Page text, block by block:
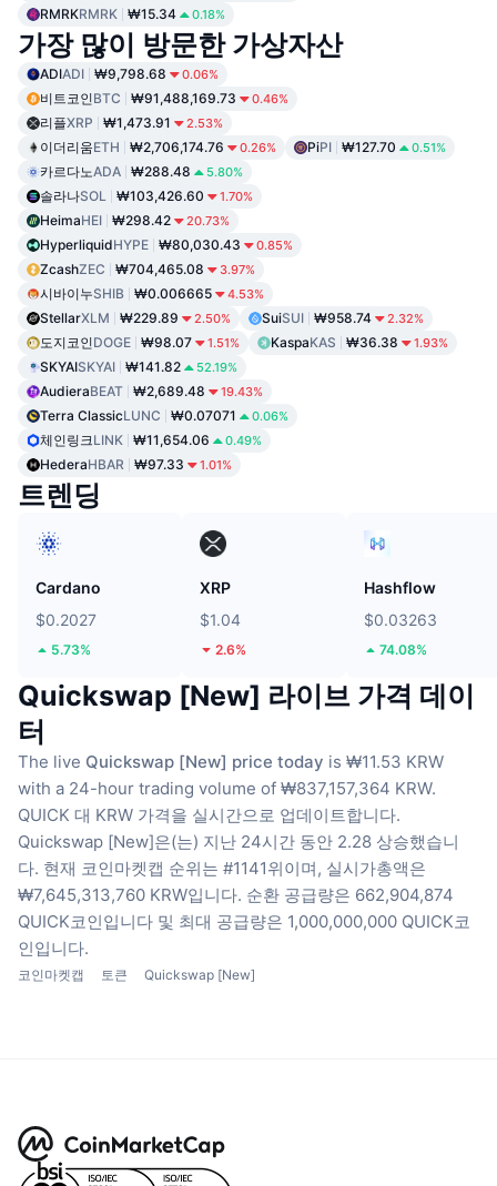
RMRKRMRK ₩15.34 0.18%
가장 많이 방문한 가상자산
ADIADI ₩9,798.68 0.06%
비트코인BTC ₩91,488,169.73 0.46%
리플XRP ₩1,473.91 2.53%
이더리움ETH ₩2,706,174.76 0.26% PiPI ₩127.70 0.51%
카르다노ADA ₩288.48 5.80%
솔라나SOL ₩103,426.60 1.70%
HeimaHEI ₩298.42 20.73%
HyperliquidHYPE ₩80,030.43 0.85%
ZcashZEC ₩704,465.08 3.97%
시바이누SHIB ₩0.006665 4.53%
StellarXLM ₩229.89 2.50% SuiSUI ₩958.74 2.32%
도지코인DOGE ₩98.07 1.51% KaspaKAS ₩36.38 1.93%
SKYAISKYAI ₩141.82 52.19%
AudieraBEAT ₩2,689.48 19.43%
Terra ClassicLUNC ₩0.07071 0.06%
체인링크LINK ₩11,654.06 0.49%
HederaHBAR ₩97.33 1.01%
트렌딩
Cardano
$0.2027
5.73%
XRP
$1.04
2.6%
Hashflow
$0.03263
74.08%
Quickswap [New] 라이브 가격 데이
터
The live Quickswap [New] price today is ₩11.53 KRW
with a 24-hour trading volume of ₩837,157,364 KRW.
QUICK 대 KRW 가격을 실시간으로 업데이트합니다.
Quickswap [New]은(는) 지난 24시간 동안 2.28 상승했습니
다. 현재 코인마켓캡 순위는 #1141위이며, 실시가총액은
₩7,645,313,760 KRW입니다. 순환 공급량은 662,904,874
QUICK코인입니다 및 최대 공급량은 1,000,000,000 QUICK코
인입니다.
코인마켓캡 토큰 Quickswap [New]